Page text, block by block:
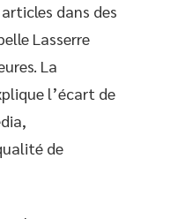
dans des
Lasserre
La
l’écart de
de